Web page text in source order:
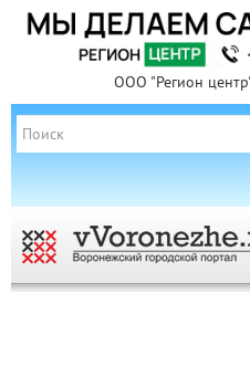
ООО "Регион